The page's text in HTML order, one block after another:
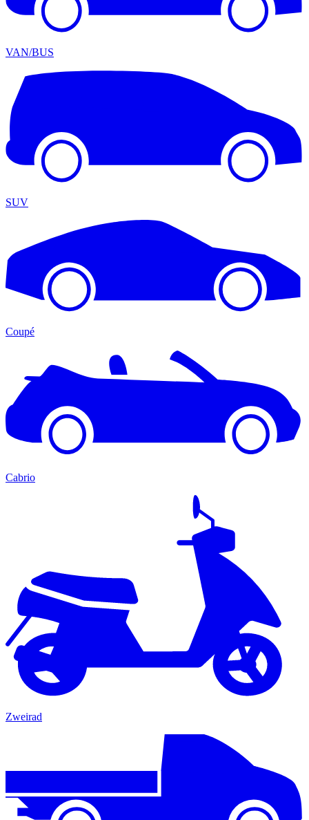
VAN/BUS
SUV
Coupé
Cabrio
Zweirad